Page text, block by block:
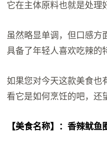
它在主体原料也就是处理
虽然略显单调，但口感方
具备了年轻人喜欢吃辣的
如果您对今天这款美食也
看它是如何烹饪的吧，还
【美食名称】：香辣鱿鱼